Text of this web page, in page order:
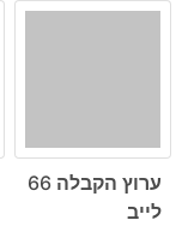
ערוץ הקבלה 66
לייב